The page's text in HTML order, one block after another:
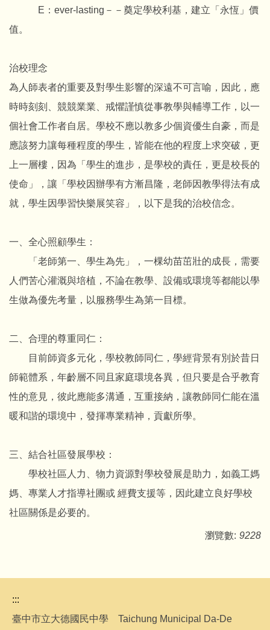
E：ever-lasting－－奠定學校利基，建立「永恆」價
值。
治校理念
為人師表者的重要及對學生影響的深遠不可言喻，因此，應
時時刻刻、競競業業、戒懼謹慎從事教學與輔導工作，以一
個社會工作者自居。學校不應以教多少個資優生自豪，而是
應該努力讓每種程度的學生，皆能在他的程度上求突破，更
上一層樓，因為「學生的進步，是學校的責任，更是校長的
使命」，讓「學校因辦學有方漸昌隆，老師因教學得法有成
就，學生因學習快樂展笑容」，以下是我的治校信念。
一、全心照顧學生：
「老師第一、學生為先」，一棵幼苗茁壯的成長，需要
人們苦心灌溉與培植，不論在教學、設備或環境等都能以學
生做為優先考量，以服務學生為第一目標。
二、合理的尊重同仁：
目前師資多元化，學校教師同仁，學經背景有別於昔日
師範體系，年齡層不同且家庭環境各異，但只要是合乎教育
性的意見，彼此應能多溝通，互重接納，讓教師同仁能在溫
暖和諧的環境中，發揮專業精神，貢獻所學。
三、結合社區發展學校：
學校社區人力、物力資源對學校發展是助力，如義工媽
媽、專業人才指導社團或 經費支援等，因此建立良好學校
社區關係是必要的。
瀏覽數: 9228
:::
臺中市立大德國民中學 Taichung Municipal Da-De